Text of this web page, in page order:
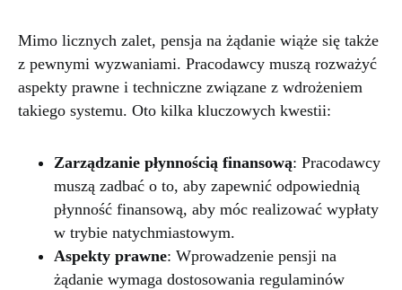
Mimo licznych zalet, pensja na żądanie wiąże się także
z pewnymi wyzwaniami. Pracodawcy muszą rozważyć
aspekty prawne i techniczne związane z wdrożeniem
takiego systemu. Oto kilka kluczowych kwestii:
Zarządzanie płynnością finansową: Pracodawcy
muszą zadbać o to, aby zapewnić odpowiednią
płynność finansową, aby móc realizować wypłaty
w trybie natychmiastowym.
Aspekty prawne: Wprowadzenie pensji na
żądanie wymaga dostosowania regulaminów